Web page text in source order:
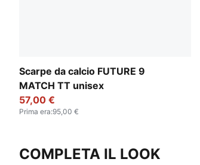
Scarpe da calcio FUTURE 9
MATCH TT unisex
57,00 €
Prima era:95,00 €
COMPLETA IL LOOK